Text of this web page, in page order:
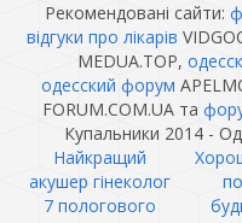
Рекомендовані сайти:
відгуки про лікарів
MEDUA.TOP,
одесский форум
FORUM.COM.UA та
Купальники 2014 -
Найкращий
акушер гінеколог
7 пологового